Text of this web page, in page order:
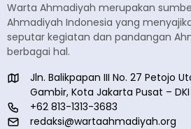
Warta Ahmadiyah merupakan
Ahmadiyah Indonesia yang
seputar kegiatan dan pandangan
berbagai hal.
Jln. Balikpapan III No. 27 Petojo
Gambir, Kota Jakarta Pusat – DKI
+62 813-1313-3683
redaksi@wartaahmadiyah.org